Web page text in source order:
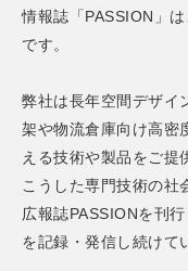
情報誌「PASSION」
です。
弊社は長年空間デザイ
架や物流倉庫向け高密
える技術や製品をご提
こうした専門技術の社
広報誌PASSIONを刊
を記録・発信し続けて